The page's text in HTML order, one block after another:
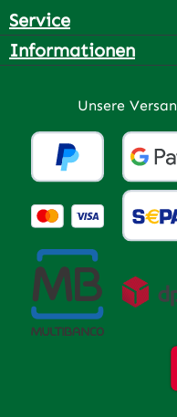
Service
Informationen
Unsere